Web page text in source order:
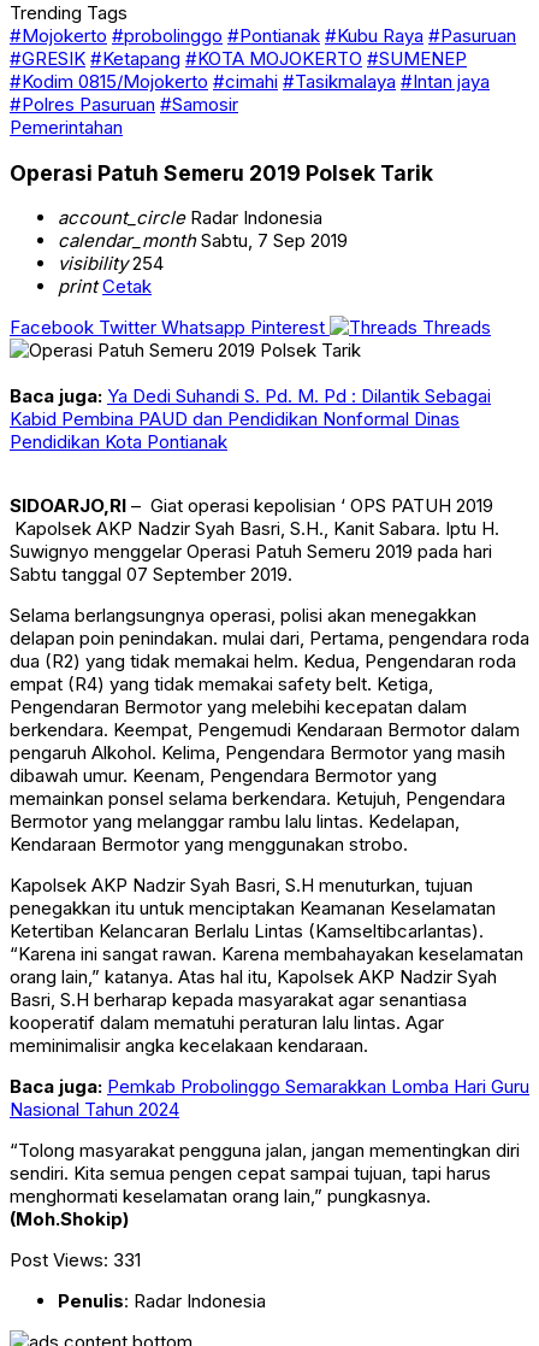
Trending Tags
#Mojokerto #probolinggo #Pontianak #Kubu Raya #Pasuruan
#GRESIK #Ketapang #KOTA MOJOKERTO #SUMENEP
#Kodim 0815/Mojokerto #cimahi #Tasikmalaya #Intan jaya
#Polres Pasuruan #Samosir
Pemerintahan
Operasi Patuh Semeru 2019 Polsek Tarik
account_circleRadar Indonesia
calendar_monthSabtu, 7 Sep 2019
visibility254
print Cetak
Facebook Twitter Whatsapp Pinterest Threads
Baca juga: Ya Dedi Suhandi S. Pd. M. Pd : Dilantik Sebagai
Kabid Pembina PAUD dan Pendidikan Nonformal Dinas
Pendidikan Kota Pontianak
SIDOARJO,RI – Giat operasi kepolisian ‘ OPS PATUH 2019
Kapolsek AKP Nadzir Syah Basri, S.H., Kanit Sabara. Iptu H.
Suwignyo menggelar Operasi Patuh Semeru 2019 pada hari
Sabtu tanggal 07 September 2019.
Selama berlangsungnya operasi, polisi akan menegakkan
delapan poin penindakan. mulai dari, Pertama, pengendara roda
dua (R2) yang tidak memakai helm. Kedua, Pengendaran roda
empat (R4) yang tidak memakai safety belt. Ketiga,
Pengendaran Bermotor yang melebihi kecepatan dalam
berkendara. Keempat, Pengemudi Kendaraan Bermotor dalam
pengaruh Alkohol. Kelima, Pengendara Bermotor yang masih
dibawah umur. Keenam, Pengendara Bermotor yang
memainkan ponsel selama berkendara. Ketujuh, Pengendara
Bermotor yang melanggar rambu lalu lintas. Kedelapan,
Kendaraan Bermotor yang menggunakan strobo.
Kapolsek AKP Nadzir Syah Basri, S.H menuturkan, tujuan
penegakkan itu untuk menciptakan Keamanan Keselamatan
Ketertiban Kelancaran Berlalu Lintas (Kamseltibcarlantas).
“Karena ini sangat rawan. Karena membahayakan keselamatan
orang lain,” katanya. Atas hal itu, Kapolsek AKP Nadzir Syah
Basri, S.H berharap kepada masyarakat agar senantiasa
kooperatif dalam mematuhi peraturan lalu lintas. Agar
meminimalisir angka kecelakaan kendaraan.
Baca juga: Pemkab Probolinggo Semarakkan Lomba Hari Guru
Nasional Tahun 2024
“Tolong masyarakat pengguna jalan, jangan mementingkan diri
sendiri. Kita semua pengen cepat sampai tujuan, tapi harus
menghormati keselamatan orang lain,” pungkasnya.
(Moh.Shokip)
Post Views: 331
Penulis: Radar Indonesia